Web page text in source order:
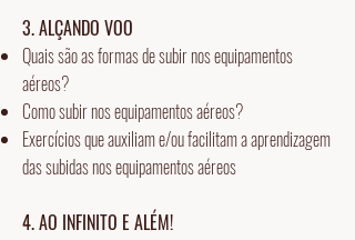
3. ALÇANDO VOO
Quais são as formas de subir nos equipamentos
aéreos?
Como subir nos equipamentos aéreos?
Exercícios que auxiliam e/ou facilitam a aprendizagem
das subidas nos equipamentos aéreos
4. AO INFINITO E ALÉM!